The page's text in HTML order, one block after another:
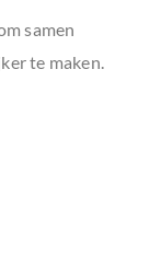
samen
te maken.